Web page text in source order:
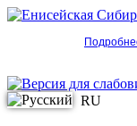
RU